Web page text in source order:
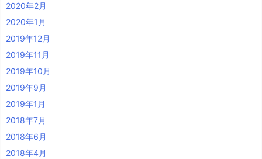
2020年2月
2020年1月
2019年12月
2019年11月
2019年10月
2019年9月
2019年1月
2018年7月
2018年6月
2018年4月